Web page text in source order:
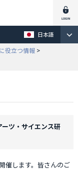
日本語
役立つ情報 >
ツ・サイエンス研
催します。皆さんのご